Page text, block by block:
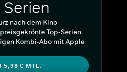
Serien
nach dem Kino
Top-Serien
Kombi-Abo mit Apple
5,98 € MTL.